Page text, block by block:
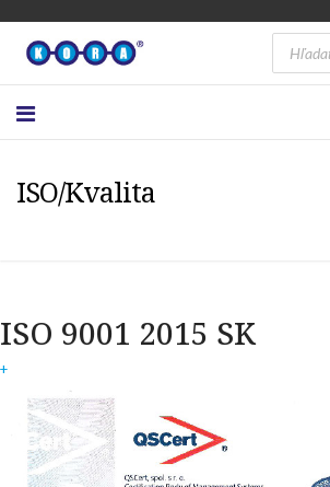
ISO/Kvalita
ISO 9001 2015 SK
+